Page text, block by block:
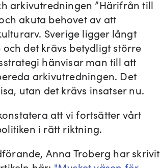
arkivutredningen ”Härifrån till
akuta behovet av att
Sverige ligger långt
det krävs betydligt större
hänvisar man till att
arkivutredningen. Det
utan det krävs insatser nu.
att vi fortsätter vårt
i rätt riktning.
Anna Troberg har skrivit